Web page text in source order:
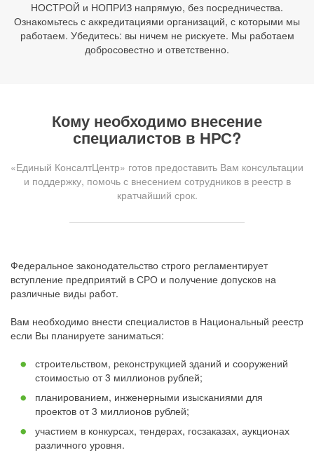
НОСТРОЙ и НОПРИЗ напрямую, без посредничества.
Ознакомьтесь с аккредитациями организаций, с которыми мы
работаем. Убедитесь: вы ничем не рискуете. Мы работаем
добросовестно и ответственно.
Кому необходимо внесение
специалистов в НРС?
«Единый КонсалтЦентр» готов предоставить Вам консультации
и поддержку, помочь с внесением сотрудников в реестр в
кратчайший срок.
Федеральное законодательство строго регламентирует
вступление предприятий в СРО и получение допусков на
различные виды работ.
Вам необходимо внести специалистов в Национальный реестр
если Вы планируете заниматься:
строительством, реконструкцией зданий и сооружений
стоимостью от 3 миллионов рублей;
планированием, инженерными изысканиями для
проектов от 3 миллионов рублей;
участием в конкурсах, тендерах, госзаказах, аукционах
различного уровня.